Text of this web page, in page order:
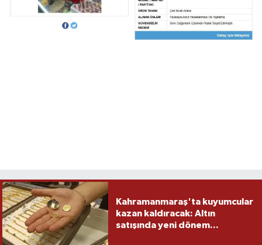
Kahramanmaraş'ta kuyumcular
kazan kaldıracak: Altın
satışında yeni dönem...